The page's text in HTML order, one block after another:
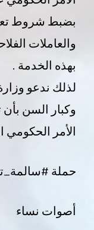
بضبط شروط
والعاملات
بهذه الخدمة .
لذلك ندعو
وكبار السن بأن
الأمر الحكومي
حملة
أصوات نساء